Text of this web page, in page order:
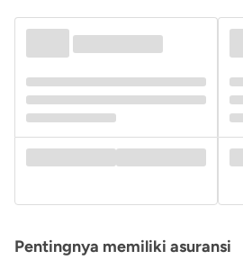
Pentingnya memiliki asuransi